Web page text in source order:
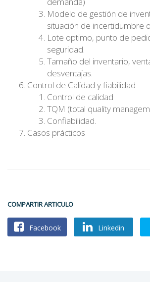
Modelo de gestión de
situación de incertidumbre
Lote optimo, punto de
seguridad.
Tamaño del inventario,
desventajas.
Control de Calidad y fiabilidad
Control de calidad
TQM (total quality
Confiabilidad.
Casos prácticos
COMPARTIR ARTICULO
Facebook Linkedin